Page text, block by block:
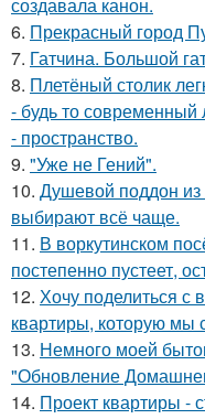
6. Прекрасный город
7. Гатчина. Большой
8. Плетёный столик
- будь то современный
- пространство.
9. "Уже не Гений".
10. Душевой поддон из
выбирают всё чаще.
11. В воркутинском
постепенно пустеет,
12. Хочу поделиться с
квартиры, которую мы
13. Немного моей
"Обновление
14. Проект квартиры -